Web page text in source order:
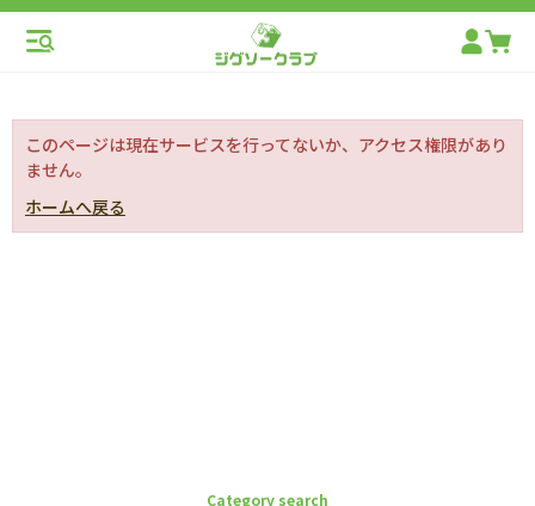
このページは現在サービスを行ってないか、アクセス権限があり
ません。
ホームへ戻る
Category search